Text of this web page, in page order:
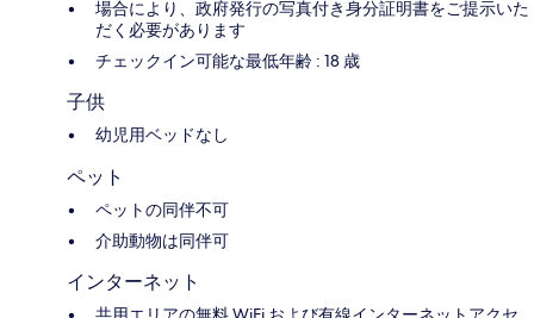
場合により、政府発行の写真付き身分証明書をご提示いた
だく必要があります
チェックイン可能な最低年齢 : 18 歳
子供
幼児用ベッドなし
ペット
ペットの同伴不可
介助動物は同伴可
インターネット